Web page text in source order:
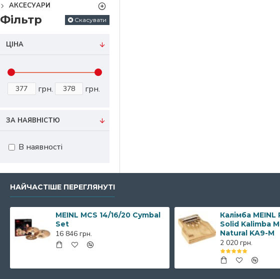
АКСЕСУАРИ
Фільтр Скасувати
ЦІНА
грн. грн.
ЗА НАЯВНІСТЮ
В наявності
НАЙЧАСТІШЕ ПЕРЕГЛЯНУТІ
MEINL MCS 14/16/20 Cymbal
Set
16 846 грн.
Калімба
Solid Kalimba
Natural KA9-M
2 020 грн.